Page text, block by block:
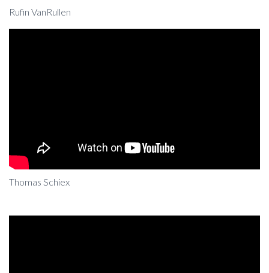
Rufin VanRullen
Thomas Schiex